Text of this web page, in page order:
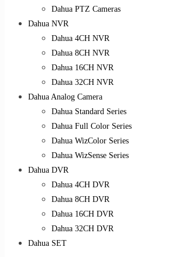
Dahua PTZ Cameras
Dahua NVR
Dahua 4CH NVR
Dahua 8CH NVR
Dahua 16CH NVR
Dahua 32CH NVR
Dahua Analog Camera
Dahua Standard Series
Dahua Full Color Series
Dahua WizColor Series
Dahua WizSense Series
Dahua DVR
Dahua 4CH DVR
Dahua 8CH DVR
Dahua 16CH DVR
Dahua 32CH DVR
Dahua SET